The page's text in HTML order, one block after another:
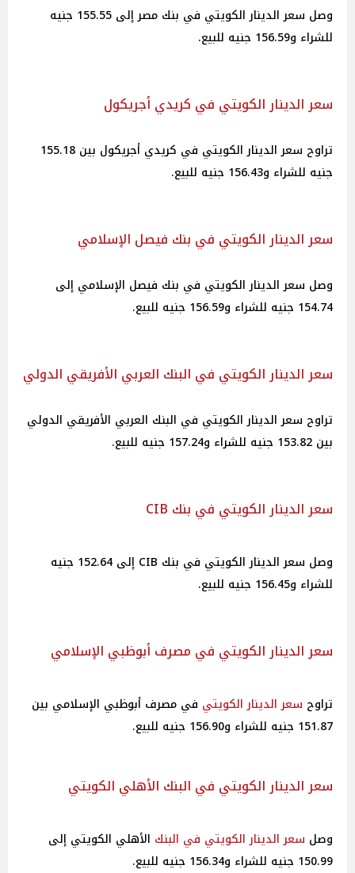
وصل سعر الدينار الكويتي في بنك مصر إلى 155.55 جنيه
للشراء و156.59 جنيه للبيع.
سعر الدينار الكويتي في كريدي أجريكول
تراوح سعر الدينار الكويتي في كريدي أجريكول بين 155.18
جنيه للشراء و156.43 جنيه للبيع.
سعر الدينار الكويتي في بنك فيصل الإسلامي
وصل سعر الدينار الكويتي في بنك فيصل الإسلامي إلى
154.74 جنيه للشراء و156.59 جنيه للبيع.
سعر الدينار الكويتي في البنك العربي الأفريقي الدولي
تراوح سعر الدينار الكويتي في البنك العربي الأفريقي الدولي
بين 153.82 جنيه للشراء و157.24 جنيه للبيع.
سعر الدينار الكويتي في بنك CIB
وصل سعر الدينار الكويتي في بنك CIB إلى 152.64 جنيه
للشراء و156.45 جنيه للبيع.
سعر الدينار الكويتي في مصرف أبوظبي الإسلامي
تراوح سعر الدينار الكويتي في مصرف أبوظبي الإسلامي بين
151.87 جنيه للشراء و156.90 جنيه للبيع.
سعر الدينار الكويتي في البنك الأهلي الكويتي
وصل سعر الدينار الكويتي في البنك الأهلي الكويتي إلى
150.99 جنيه للشراء و156.34 جنيه للبيع.